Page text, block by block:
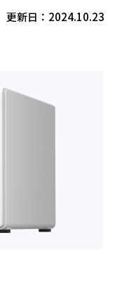
更新日：2024.10.23